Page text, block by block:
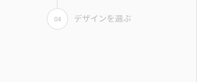
04 デザインを選ぶ